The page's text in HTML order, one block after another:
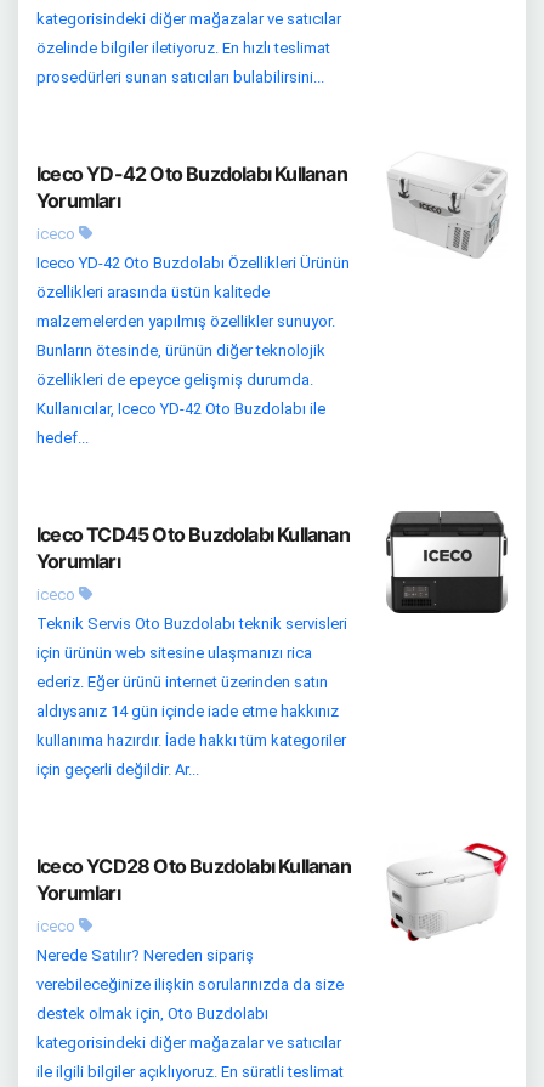
kategorisindeki diğer mağazalar ve satıcılar
özelinde bilgiler iletiyoruz. En hızlı teslimat
prosedürleri sunan satıcıları bulabilirsini...
Iceco YD-42 Oto Buzdolabı Kullanan
Yorumları
iceco
Iceco YD-42 Oto Buzdolabı Özellikleri Ürünün
özellikleri arasında üstün kalitede
malzemelerden yapılmış özellikler sunuyor.
Bunların ötesinde, ürünün diğer teknolojik
özellikleri de epeyce gelişmiş durumda.
Kullanıcılar, Iceco YD-42 Oto Buzdolabı ile
hedef...
Iceco TCD45 Oto Buzdolabı Kullanan
Yorumları
iceco
Teknik Servis Oto Buzdolabı teknik servisleri
için ürünün web sitesine ulaşmanızı rica
ederiz. Eğer ürünü internet üzerinden satın
aldıysanız 14 gün içinde iade etme hakkınız
kullanıma hazırdır. İade hakkı tüm kategoriler
için geçerli değildir. Ar...
Iceco YCD28 Oto Buzdolabı Kullanan
Yorumları
iceco
Nerede Satılır? Nereden sipariş
verebileceğinize ilişkin sorularınızda da size
destek olmak için, Oto Buzdolabı
kategorisindeki diğer mağazalar ve satıcılar
ile ilgili bilgiler açıklıyoruz. En süratli teslimat